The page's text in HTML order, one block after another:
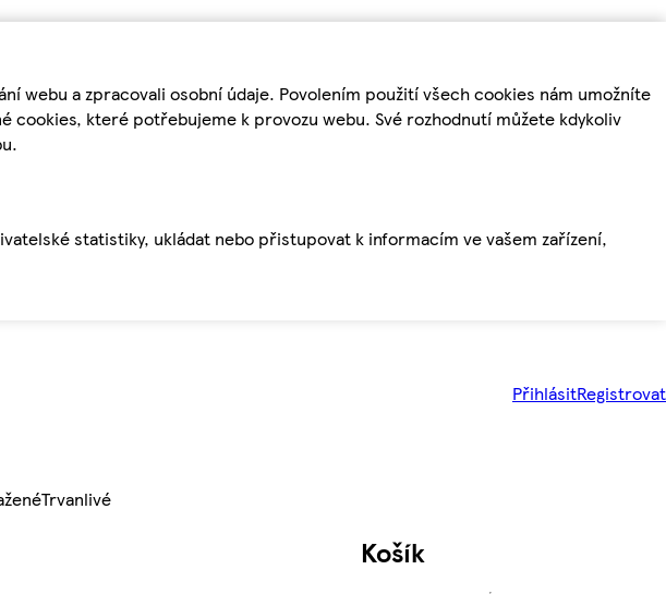
webu a zpracovali osobní údaje. Povolením použití všech cookies nám umožníte
cookies, které potřebujeme k provozu webu. Své rozhodnutí můžete kdykoliv
statistiky, ukládat nebo přistupovat k informacím ve vašem zařízení,
PřihlásitRegistrovat
Trvanlivé
Košík